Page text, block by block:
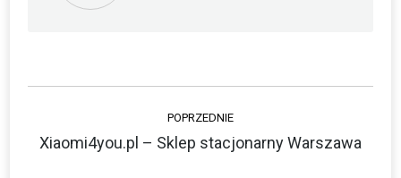
Nawigacja
wpisów
POPRZEDNIE
Poprzedni
Xiaomi4you.pl – Sklep stacjonarny Warszawa